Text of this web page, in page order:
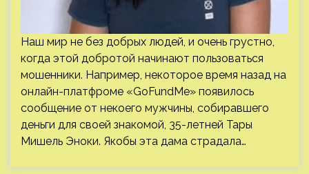
Наш мир не без добрых людей, и очень грустно,
когда этой добротой начинают пользоваться
мошенники. Например, некоторое время назад на
онлайн-платфроме «GoFundMe» появилось
сообщение от некоего мужчины, собиравшего
деньги для своей знакомой, 35-летней Тары
Мишель Эноки. Якобы эта дама страдала…